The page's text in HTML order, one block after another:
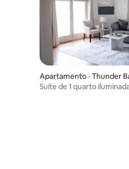
Apartamento ⋅ Thunder
Suíte de 1 quarto